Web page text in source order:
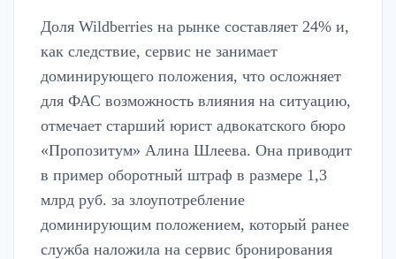
Доля Wildberries на рынке составляет 24% и,
как следствие, сервис не занимает
доминирующего положения, что осложняет
для ФАС возможность влияния на ситуацию,
отмечает старший юрист адвокатского бюро
«Пропозитум» Алина Шлеева. Она приводит
в пример оборотный штраф в размере 1,3
млрд руб. за злоупотребление
доминирующим положением, который ранее
служба наложила на сервис бронирования